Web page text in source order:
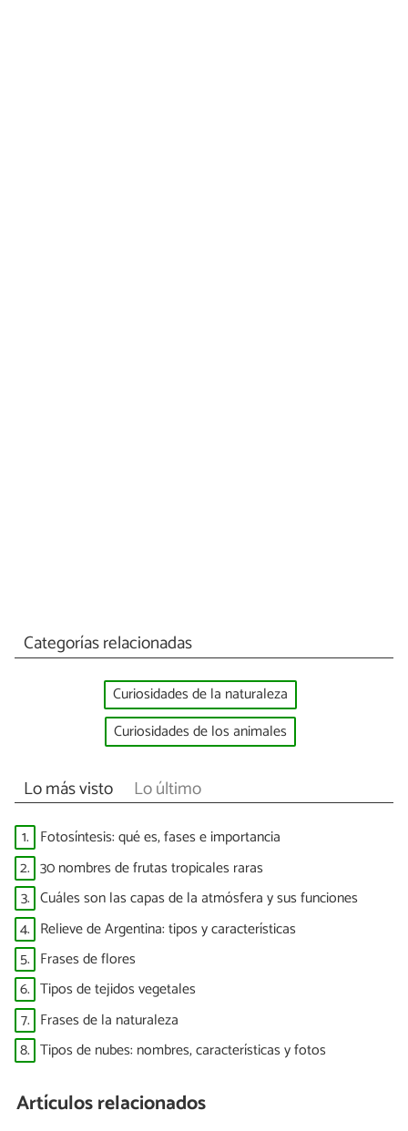
Categorías relacionadas
Curiosidades de la naturaleza
Curiosidades de los animales
Lo más visto Lo último
1. Fotosíntesis: qué es, fases e importancia
2. 30 nombres de frutas tropicales raras
3. Cuáles son las capas de la atmósfera y sus funciones
4. Relieve de Argentina: tipos y características
5. Frases de flores
6. Tipos de tejidos vegetales
7. Frases de la naturaleza
8. Tipos de nubes: nombres, características y fotos
Artículos relacionados